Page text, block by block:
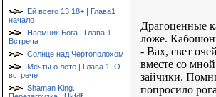
Ей всего 13 18+ | Глава1
начало
Наёмник Бога | Глава 1.
Встреча
Солнце над Чертополохом
Мечты о лете | Глава 1. О
встрече
Shaman King.
Драгоценные
ложе.
- Вах, свет
вместе со
зайчики.
попросило